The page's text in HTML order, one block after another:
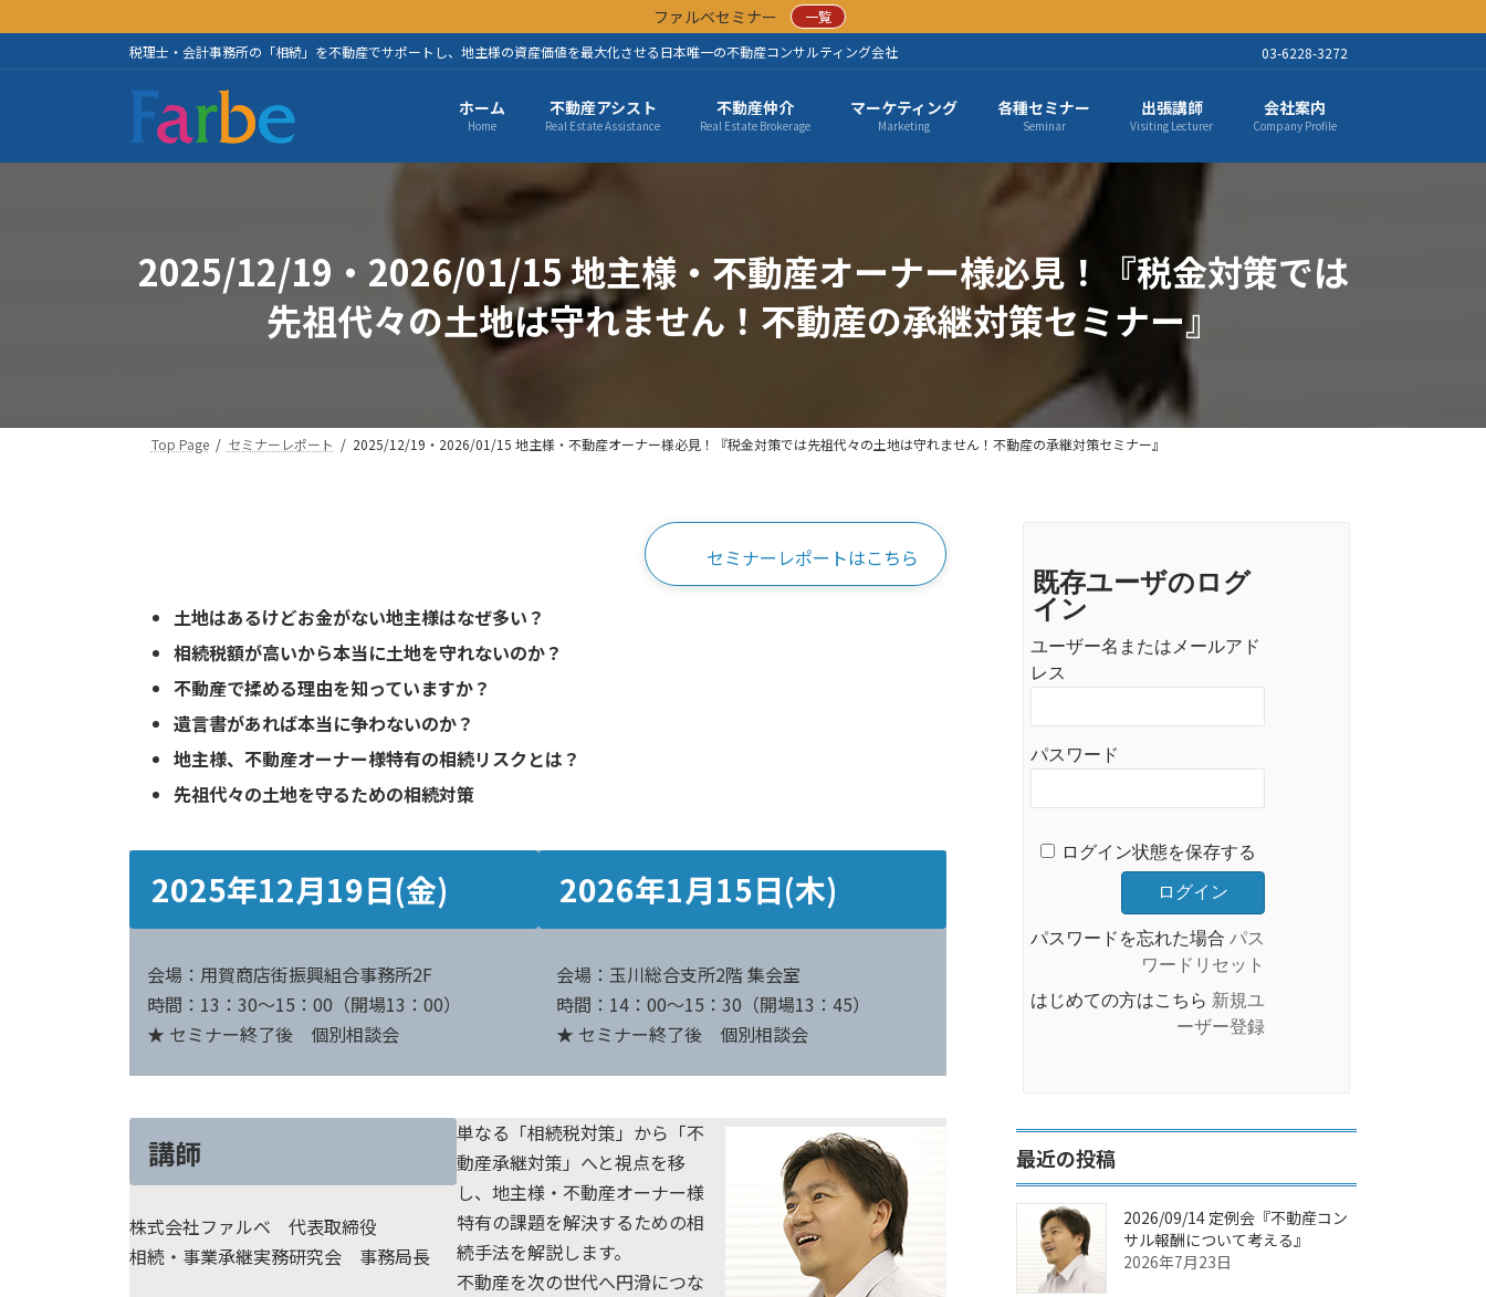
ン
テ
ス
ビ
ゲ
ン
ファルベセミナー
一覧
税理士・会計事務所の「相続」を不動産でサポートし、地主様の資産価値を最大化させる日本唯一の不動産コンサルティング会社
03-6228-3272
ホーム
Home
不動産アシスト
Real Estate Assistance
不動産仲介
Real Estate Brokerage
マーケティング
Marketing
各種セミナー
Seminar
出張講師
Visiting Lecturer
会社案内
Company Profile
2025/12/19・2026/01/15 地主様・不動産オーナー様必見！『税金対策では
先祖代々の土地は守れません！不動産の承継対策セミナー』
Top Page セミナーレポート 2025/12/19・2026/01/15 地主様・不動産オーナー様必見！『税金対策では先祖代々の土地は守れません！不動産の承継対策セミナー』
セミナーレポートはこちら
土地はあるけどお金がない地主様はなぜ多い？
相続税額が高いから本当に土地を守れないのか？
不動産で揉める理由を知っていますか？
遺言書があれば本当に争わないのか？
地主様、不動産オーナー様特有の相続リスクとは？
先祖代々の土地を守るための相続対策
2025年12月19日(金)
会場：用賀商店街振興組合事務所2F
時間：13：30～15：00（開場13：00）
★ セミナー終了後 個別相談会
2026年1月15日(木)
会場：玉川総合支所2階 集会室
時間：14：00～15：30（開場13：45）
★ セミナー終了後 個別相談会
講師
株式会社ファルベ 代表取締役
相続・事業承継実務研究会 事務局長
単なる「相続税対策」から「不
動産承継対策」へと視点を移
し、地主様・不動産オーナー様
特有の課題を解決するための相
続手法を解説します。
不動産を次の世代へ円滑につな
既存ユーザのログ
イン
ユーザー名またはメールアド
レス
パスワード
ログイン状態を保存する
パスワードを忘れた場合 パス
ワードリセット
はじめての方はこちら 新規ユ
ーザー登録
最近の投稿
2026/09/14 定例会『不動産コン
サル報酬について考える』
2026年7月23日